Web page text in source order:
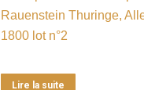
Rauenstein Thuringe,
1800 lot n°2
Lire la suite